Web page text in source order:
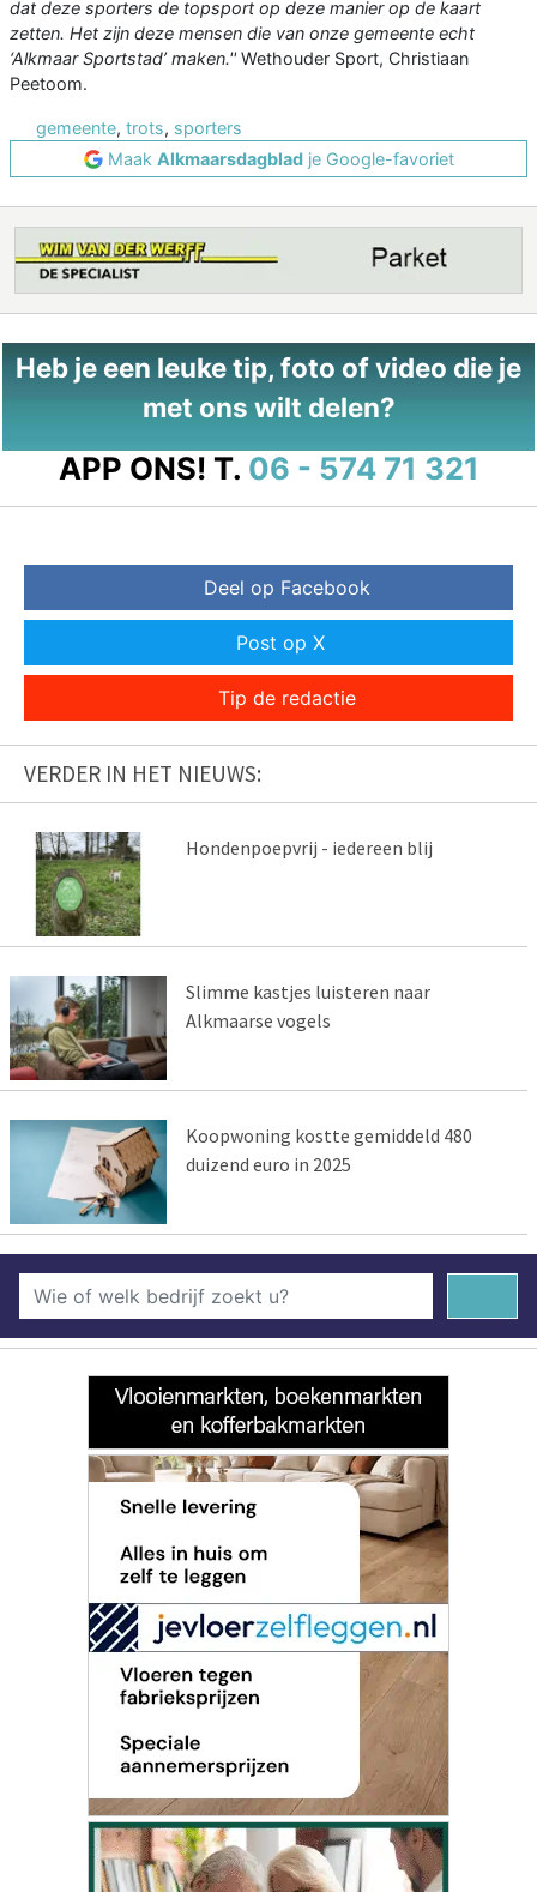
dat deze sporters de topsport op deze manier op de kaart
zetten. Het zijn deze mensen die van onze gemeente echt
‘Alkmaar Sportstad’ maken.'' Wethouder Sport, Christiaan
Peetoom.
gemeente, trots, sporters
Maak Alkmaarsdagbladje Google-favoriet
Heb je een leuke tip, foto of video die je
met ons wilt delen?
APP ONS! T. 06 - 574 71 321
Deel op Facebook
Post op X
Tip de redactie
VERDER IN HET NIEUWS:
Hondenpoepvrij - iedereen blij
Slimme kastjes luisteren naar
Alkmaarse vogels
Koopwoning kostte gemiddeld 480
duizend euro in 2025